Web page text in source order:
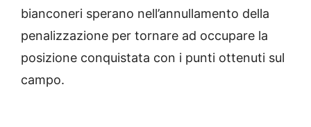
bianconeri sperano nell’annullamento della
penalizzazione per tornare ad occupare la
posizione conquistata con i punti ottenuti sul
campo.